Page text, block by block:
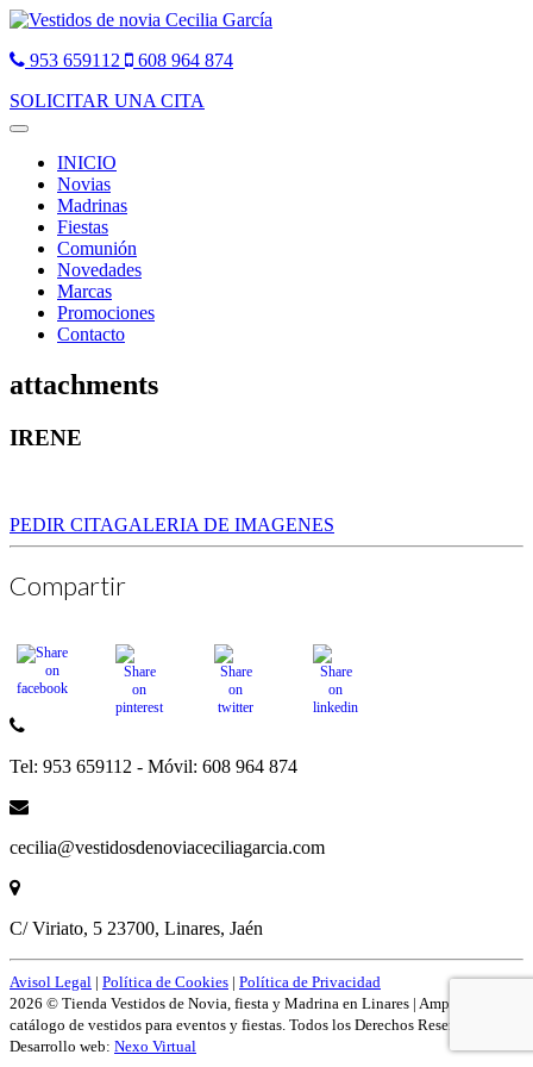
953 659112
608 964 874
SOLICITAR UNA CITA
Toggle
navigationINICIO
Novias
Madrinas
Fiestas
Comunión
Novedades
Marcas
Promociones
Contacto
attachments
IRENE
PEDIR CITAGALERIA DE IMAGENES
Compartir
Tel: 953 659112 - Móvil: 608 964 874
cecilia@vestidosdenoviaceciliagarcia.com
C/ Viriato, 5 23700, Linares, Jaén
Avisol Legal | Política de Cookies | Política de Privacidad
2026 © Tienda Vestidos de Novia, fiesta y Madrina en Linares | Amplío
catálogo de vestidos para eventos y fiestas. Todos los Derechos Reservados.
Desarrollo web: Nexo Virtual